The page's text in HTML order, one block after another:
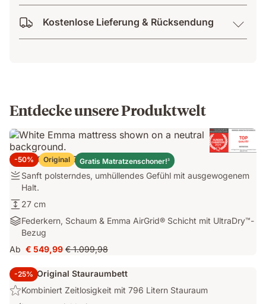
Kostenlose Lieferung & Rücksendung
Entdecke unsere Produktwelt
-50% Original Gratis Matratzenschoner!3
Emma Original Elite Matratze
Sanft
polsterndes,
umhüllendes
Gefühl
mit
ausgewogenem
Halt.
Sanft polsterndes, umhüllendes Gefühl mit ausgewogenem
Halt.
27
cm
27 cm
Federkern,
Schaum
&
Emma
AirGrid®
Schicht
mit
Federkern, Schaum & Emma AirGrid® Schicht mit UltraDry™-
Bezug
Ab
Preis
€ 549,99
€ 549,99 Ursprünglicher
€ 1.099,98
€ 1.099,98
-25%
Emma Original Stauraumbett
Highlight:
Kombiniert
Kombiniert Zeitlosigkeit mit 796 Litern Stauraum